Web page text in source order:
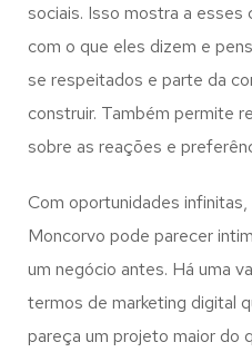
sociais. Isso mostra a
com o que eles dizem e
se respeitados e parte da
construir. Também permite
sobre as reações e
Com oportunidades
Moncorvo pode parecer
um negócio antes. Há uma
termos de marketing digital
pareça um projeto maior do